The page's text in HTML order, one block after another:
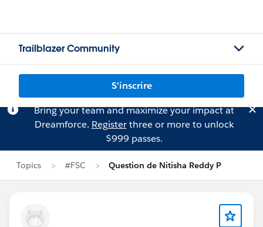
Trailblazer Community
S'inscrire
Bring your team and maximize your impact at
Dreamforce. Registerthree or more to unlock
$999 passes.
Topics #FSC Question de Nitisha Reddy P